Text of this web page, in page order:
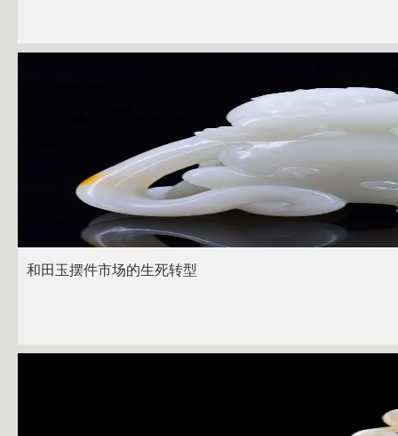
和田玉摆件市场的生死转型